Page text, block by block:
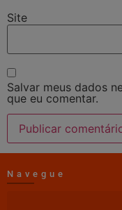
Site
Salvar meus dados
que eu comentar.
Navegue